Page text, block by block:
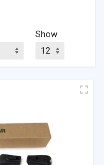
Show